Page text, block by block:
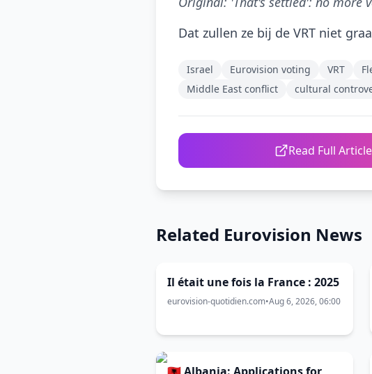
Dat zullen ze bij de VRT niet
Israel Eurovision voting VRT
Middle East conflict
cultural
Read Full Article
Related Eurovision News
Il était une fois la France : 2025
eurovision-quotidien.com•Aug 6, 2026, 06:00